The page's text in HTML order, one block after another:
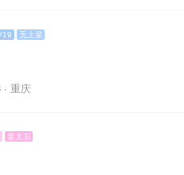
无上皇
· 重庆
皇太后